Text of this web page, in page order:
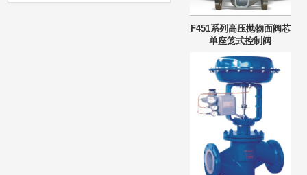
F451系列高压抛物面阀芯
单座笼式控制阀